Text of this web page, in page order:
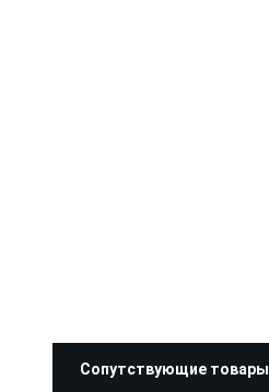
Сопутствующие товары